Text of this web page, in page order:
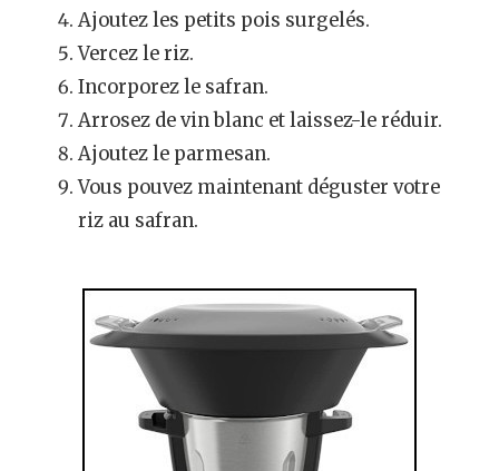
Ajoutez les petits pois surgelés.
Vercez le riz.
Incorporez le safran.
Arrosez de vin blanc et laissez-le réduir.
Ajoutez le parmesan.
Vous pouvez maintenant déguster votre
riz au safran.